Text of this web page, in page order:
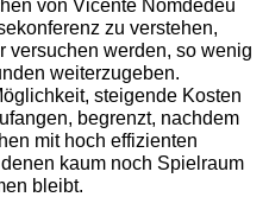
von Vicente Nomdedeu
zu verstehen,
versuchen werden, so wenig
weiterzugeben.
steigende Kosten
begrenzt, nachdem
mit hoch effizienten
kaum noch Spielraum
bleibt.